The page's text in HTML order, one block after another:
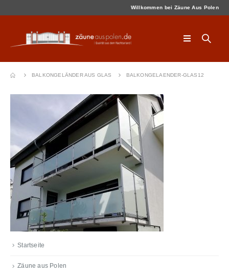
Willkommen bei Zäune Aus Polen
BALKONGELÄNDER AUS GLAS BALKONGELAENDER-GLAS12
Startseite
Zäune aus Polen